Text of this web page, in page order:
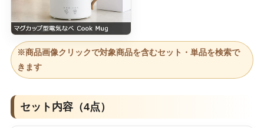
※商品画像クリックで対象商品を含むセット・単品を検索で
きます
セット内容（4点）